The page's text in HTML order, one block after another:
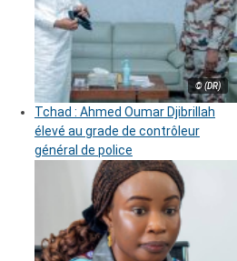
© (DR)
Tchad : Ahmed Oumar Djibrillah
élevé au grade de contrôleur
général de police